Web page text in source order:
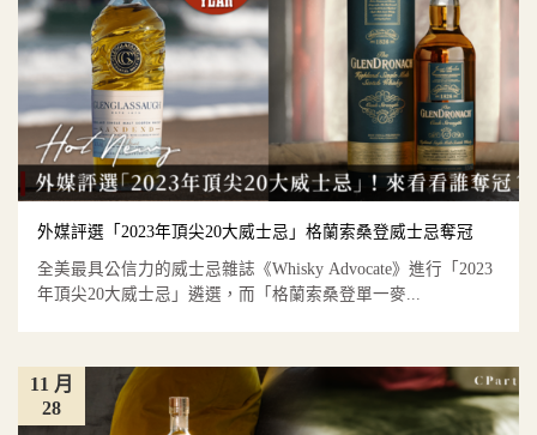
外媒評選「2023年頂尖20大威士忌」格蘭索桑登威士忌奪冠
全美最具公信力的威士忌雜誌《Whisky Advocate》進行「2023
年頂尖20大威士忌」遴選，而「格蘭索桑登單一麥...
28
11 月